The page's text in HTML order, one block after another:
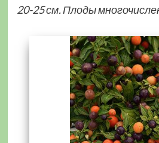
20-25 см. Плоды